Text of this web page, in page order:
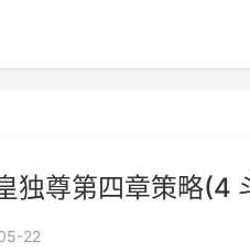
独尊第四章策略(4
22